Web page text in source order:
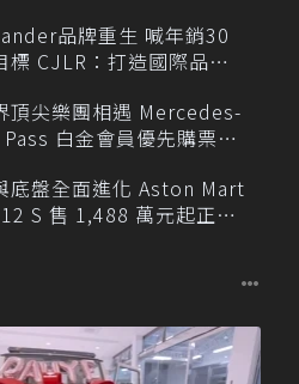
品牌重生 喊年銷30
標 CJLR：打造國際品牌
頂尖樂團相遇 Mercedes-
白金會員優先購票維
底盤全面進化 Aston Mart
S 售 1,488 萬元起正式